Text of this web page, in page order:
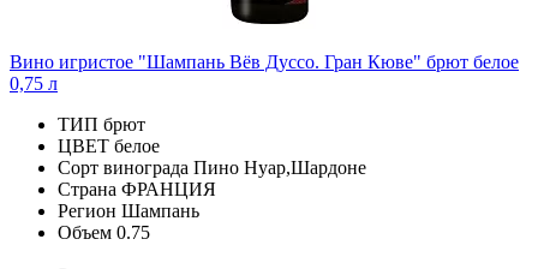
Вино игристое "Шампань Вёв Дуссо. Гран Кюве" брют белое
0,75 л
ТИП брют
ЦВЕТ белое
Сорт винограда Пино Нуар,Шардоне
Страна ФРАНЦИЯ
Регион Шампань
Объем 0.75